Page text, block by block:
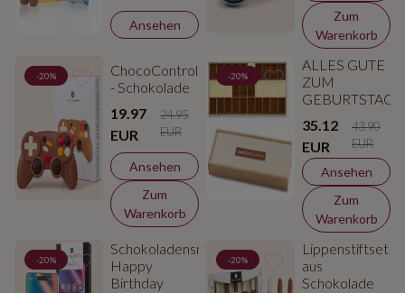
Ansehen
Zum
Warenkorb
-20%
ChocoController
- Schokolade
19.97
EUR
24.95
EUR
Ansehen
Zum
Warenkorb
-20%
ALLES GUTE
ZUM
GEBURTSTAG
35.12
EUR
43.90
EUR
Ansehen
Zum
Warenkorb
-20%
Schokoladensmartphone
Happy
Birthday
-20%
Lippenstiftset
aus
Schokolade